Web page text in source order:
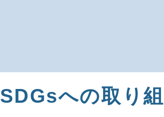
SDGsへの取り